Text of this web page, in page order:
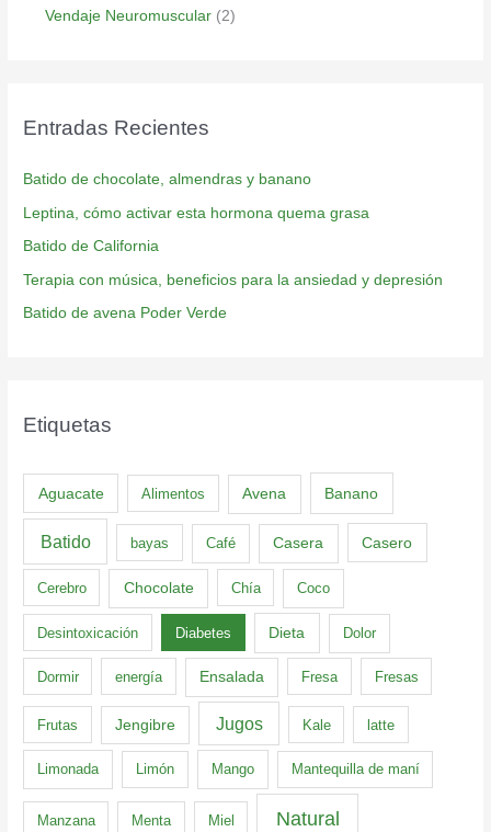
Vendaje Neuromuscular (2)
Entradas Recientes
Batido de chocolate, almendras y banano
Leptina, cómo activar esta hormona quema grasa
Batido de California
Terapia con música, beneficios para la ansiedad y depresión
Batido de avena Poder Verde
Etiquetas
Aguacate Alimentos Avena Banano
Batido bayas Café Casera Casero
Cerebro Chocolate Chía Coco
Desintoxicación Diabetes Dieta Dolor
Dormir energía Ensalada Fresa Fresas
Frutas Jengibre Jugos Kale latte
Limonada Limón Mango Mantequilla de maní
Manzana Menta Miel Natural